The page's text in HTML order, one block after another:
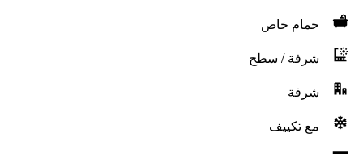
حمام خاص
شرفة / سطح
شرفة
مع تكييف